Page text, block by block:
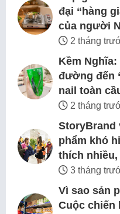
đại “hàng
của người
2 tháng
Kềm
đường đến
nail toàn
2 tháng
StoryBrand
phẩm khó
thích nhiều,
3 tháng
Vì sao sản
Cuộc chiến